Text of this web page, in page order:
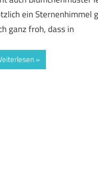
ein Sternenhimmel
ganz froh, dass in